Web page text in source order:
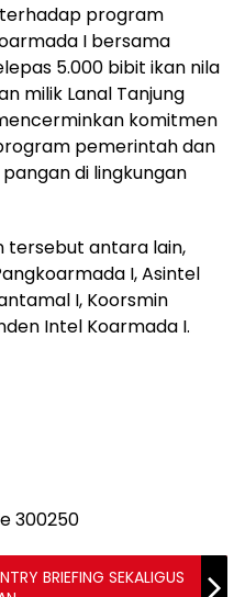
program
I bersama
5.000 bibit ikan nila
milik Lanal Tanjung
komitmen
pemerintah dan
di lingkungan
tersebut antara lain,
I, Asintel
I, Koorsmin
Intel Koarmada I.
BRIEFING SEKALIGUS